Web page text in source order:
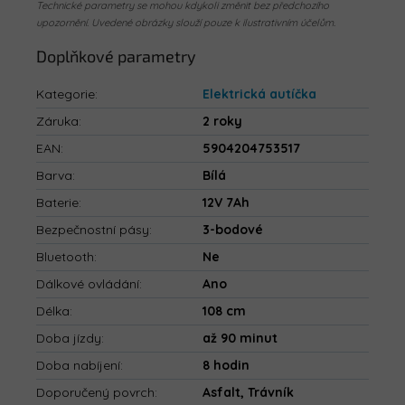
Technické parametry se mohou kdykoli změnit bez předchozího
upozornění. Uvedené obrázky slouží pouze k ilustrativním účelům.
Doplňkové parametry
Kategorie:
Elektrická autíčka
Záruka:
2 roky
EAN:
5904204753517
Barva:
Bílá
Baterie:
12V 7Ah
Bezpečnostní pásy:
3-bodové
Bluetooth:
Ne
Dálkové ovládání:
Ano
Délka:
108 cm
Doba jízdy:
až 90 minut
Doba nabíjení:
8 hodin
Doporučený povrch: Asfalt, Trávník